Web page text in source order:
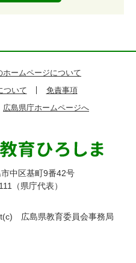
ホームページについて
ついて
免責事項
広島県庁ホームページへ
中区基町9番42号
（県庁代表）
広島県教育委員会事務局